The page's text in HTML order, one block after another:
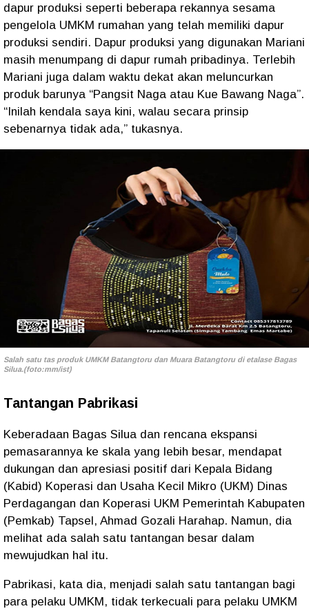
dapur produksi seperti beberapa rekannya sesama
pengelola UMKM rumahan yang telah memiliki dapur
produksi sendiri. Dapur produksi yang digunakan Mariani
masih menumpang di dapur rumah pribadinya. Terlebih
Mariani juga dalam waktu dekat akan meluncurkan
produk barunya “Pangsit Naga atau Kue Bawang Naga”.
“Inilah kendala saya kini, walau secara prinsip
sebenarnya tidak ada,” tukasnya.
Salah satu tas produk UMKM Batangtoru dan Muara Batangtoru di etalase Bagas
Silua.(foto:mm/ist)
Tantangan Pabrikasi
Keberadaan Bagas Silua dan rencana ekspansi
pemasarannya ke skala yang lebih besar, mendapat
dukungan dan apresiasi positif dari Kepala Bidang
(Kabid) Koperasi dan Usaha Kecil Mikro (UKM) Dinas
Perdagangan dan Koperasi UKM Pemerintah Kabupaten
(Pemkab) Tapsel, Ahmad Gozali Harahap. Namun, dia
melihat ada salah satu tantangan besar dalam
mewujudkan hal itu.
Pabrikasi, kata dia, menjadi salah satu tantangan bagi
para pelaku UMKM, tidak terkecuali para pelaku UMKM